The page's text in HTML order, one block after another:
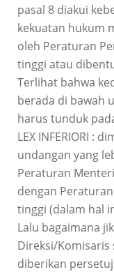
pasal 8 diakui
kekuatan hukum
oleh Peraturan
tinggi atau
Terlihat bahwa
berada di bawah
harus tunduk pada
LEX INFERIORI :
undangan yang
Peraturan
dengan
tinggi (dalam hal
Lalu bagaimana
Direksi/
diberikan